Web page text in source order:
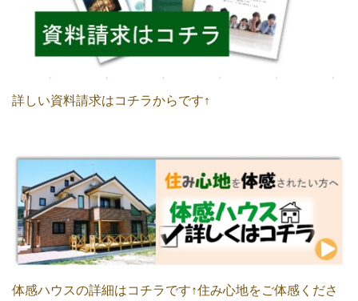
詳しい資料請求はコチラからです↑
体感ハウスの詳細はコチラです↑住み心地をご体感くださ